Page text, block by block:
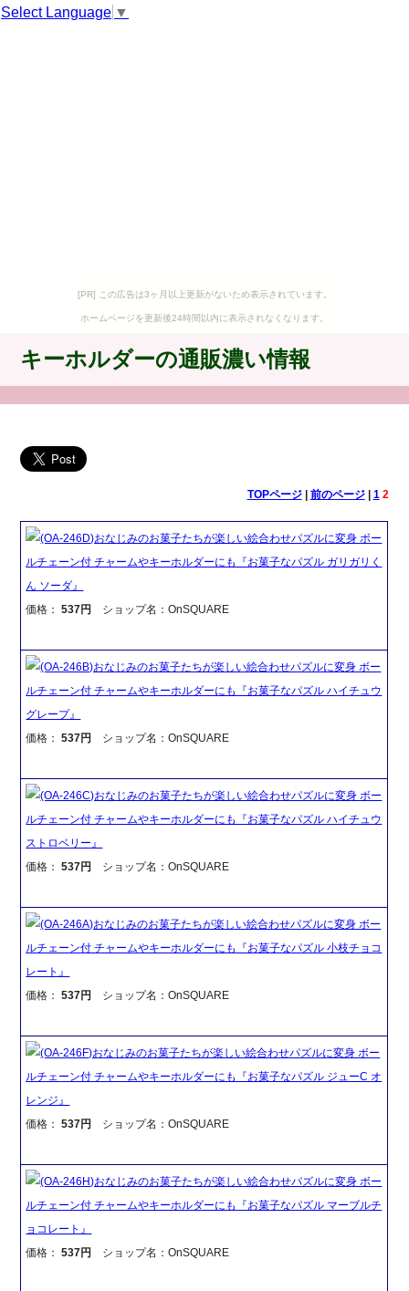
Select Language ▼
[PR] この広告は3ヶ月以上更新がないため表示されています。
ホームページを更新後24時間以内に表示されなくなります。
キーホルダーの通販濃い情報
TOPページ| 前のページ| 1 2
(OA-246D)おなじみのお菓子たちが楽しい絵合わせパズルに変身 ボー
ルチェーン付 チャームやキーホルダーにも『お菓子なパズル ガリガリく
ん ソーダ』
価格：537円 ショップ名：OnSQUARE
(OA-246B)おなじみのお菓子たちが楽しい絵合わせパズルに変身 ボー
ルチェーン付 チャームやキーホルダーにも『お菓子なパズル ハイチュウ
グレープ』
価格：537円 ショップ名：OnSQUARE
(OA-246C)おなじみのお菓子たちが楽しい絵合わせパズルに変身 ボー
ルチェーン付 チャームやキーホルダーにも『お菓子なパズル ハイチュウ
ストロベリー』
価格：537円 ショップ名：OnSQUARE
(OA-246A)おなじみのお菓子たちが楽しい絵合わせパズルに変身 ボー
ルチェーン付 チャームやキーホルダーにも『お菓子なパズル 小枝チョコ
レート』
価格：537円 ショップ名：OnSQUARE
(OA-246F)おなじみのお菓子たちが楽しい絵合わせパズルに変身 ボー
ルチェーン付 チャームやキーホルダーにも『お菓子なパズル ジューC オ
レンジ』
価格：537円 ショップ名：OnSQUARE
(OA-246H)おなじみのお菓子たちが楽しい絵合わせパズルに変身 ボー
ルチェーン付 チャームやキーホルダーにも『お菓子なパズル マーブルチ
ョコレート』
価格：537円 ショップ名：OnSQUARE